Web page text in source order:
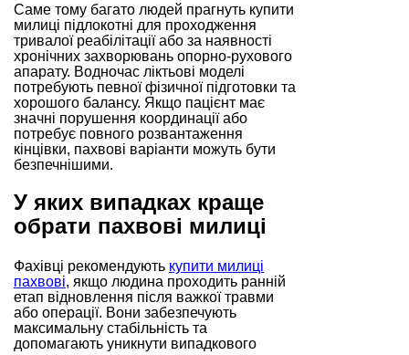
Саме тому багато людей прагнуть купити
милиці підлокотні для проходження
тривалої реабілітації або за наявності
хронічних захворювань опорно-рухового
апарату. Водночас ліктьові моделі
потребують певної фізичної підготовки та
хорошого балансу. Якщо пацієнт має
значні порушення координації або
потребує повного розвантаження
кінцівки, пахвові варіанти можуть бути
безпечнішими.
У яких випадках краще
обрати пахвові милиці
Фахівці рекомендують купити милиці
пахвові, якщо людина проходить ранній
етап відновлення після важкої травми
або операції. Вони забезпечують
максимальну стабільність та
допомагають уникнути випадкового